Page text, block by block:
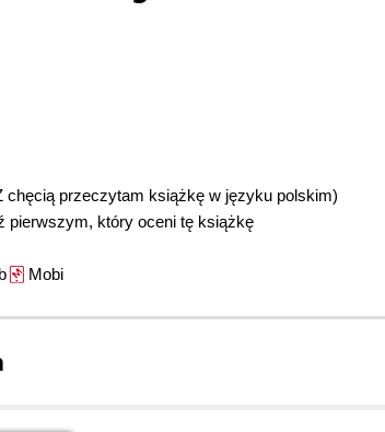
chęcią przeczytam książkę w języku polskim)
pierwszym, który oceni tę książkę
Mobi